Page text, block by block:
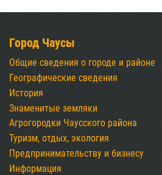
Город Чаусы
Общие сведения о городе и районе
Географические сведения
История
Знаменитые земляки
Агрогородки Чаусского района
Туризм, отдых, экология
Предпринимательству и бизнесу
Информация